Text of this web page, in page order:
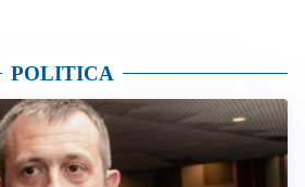
POLITICA